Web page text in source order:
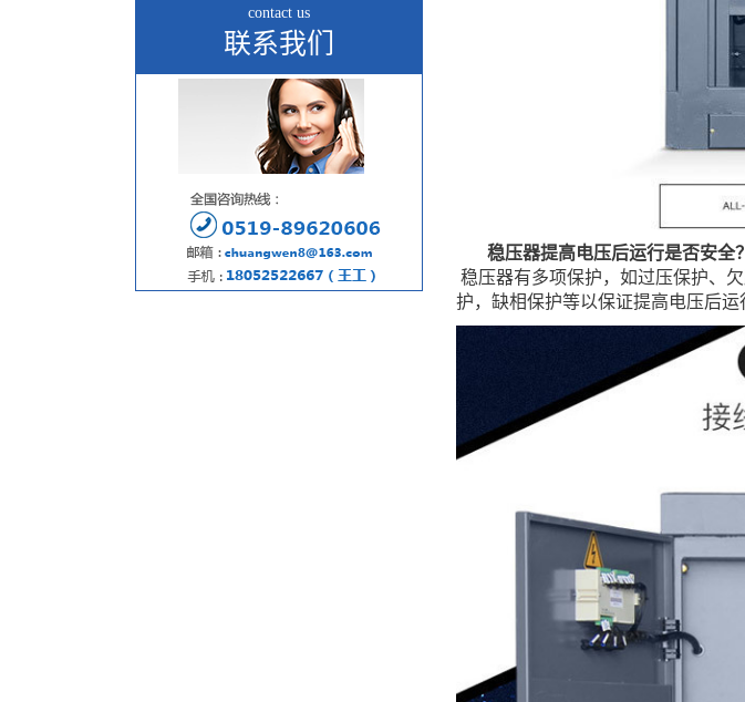
contact us
联系我们
稳压器提高电压后运行是否安全？
稳压器有多项保护，如过压保护、
护，缺相保护等以保证提高电压后运